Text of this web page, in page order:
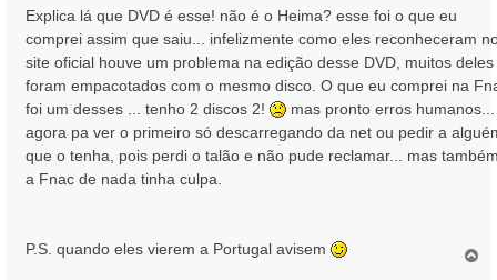
n
s
a
g
e
m
Explica lá que DVD é esse! não é o Heima? esse foi o que eu
comprei assim que saiu... infelizmente como eles reconheceram
site oficial houve um problema na edição desse DVD, muitos deles
foram empacotados com o mesmo disco. O que eu comprei na
foi um desses ... tenho 2 discos 2!
mas pronto erros humanos...
agora pa ver o primeiro só descarregando da net ou pedir a
que o tenha, pois perdi o talão e não pude reclamar... mas
a Fnac de nada tinha culpa.
P.S. quando eles vierem a Portugal avisem